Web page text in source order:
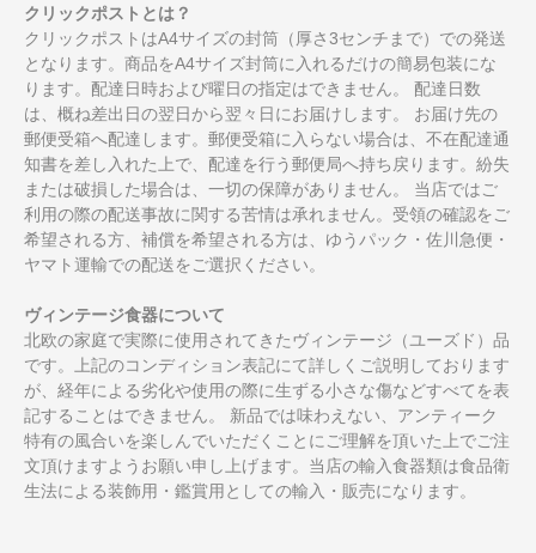
クリックポストとは？
クリックポストはA4サイズの封筒（厚さ3センチまで）での発送
となります。商品をA4サイズ封筒に入れるだけの簡易包装にな
ります。配達日時および曜日の指定はできません。 配達日数
は、概ね差出日の翌日から翌々日にお届けします。 お届け先の
郵便受箱へ配達します。郵便受箱に入らない場合は、不在配達通
知書を差し入れた上で、配達を行う郵便局へ持ち戻ります。紛失
または破損した場合は、一切の保障がありません。 当店ではご
利用の際の配送事故に関する苦情は承れません。受領の確認をご
希望される方、補償を希望される方は、ゆうパック・佐川急便・
ヤマト運輸での配送をご選択ください。
ヴィンテージ食器について
北欧の家庭で実際に使用されてきたヴィンテージ（ユーズド）品
です。上記のコンディション表記にて詳しくご説明しております
が、経年による劣化や使用の際に生ずる小さな傷などすべてを表
記することはできません。 新品では味わえない、アンティーク
特有の風合いを楽しんでいただくことにご理解を頂いた上でご注
文頂けますようお願い申し上げます。当店の輸入食器類は食品衛
生法による装飾用・鑑賞用としての輸入・販売になります。